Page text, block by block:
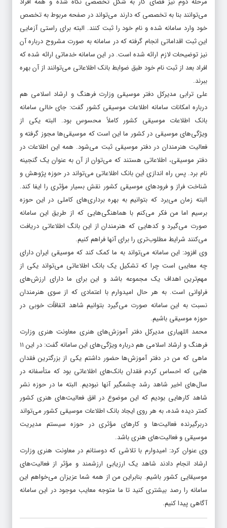
می‌توانند بنا به تخصصی که دارند می‌تواند در صفحه مربوط به تخصص
خود وارد سامانه شده و نام خود را ثبت کنند. البته برای راستی آزمایی
این ثبت اقداماتی انجام گرفته که در سامانه به صورت مشروح درباره آن
نیز توضیحات لازم ارائه شده است. در این سامانه خدماتی ارائه شده که
افراد بعد از ثبت نام خود طبق ضوابط بانک اطلاعاتی می‌توانند از آن بهره
ببرند.
علی ترابی مدیرکل دفتر موسیقی وزارت فرهنگ و ارشاد اسلامی هم
درباره امکانات سامانه اطلاعات موسیقی کشور گفت: جای خالی سامانه
بانک اطلاعات موسیقی کشور کاملاً محسوس بود. البته یکی از
ویژگی‌های موسیقی در کشور ما این است که موسیقی‌ها مجوز گرفته و
فعالیت هنرمندان در دفتر موسیقی ثبت می‌شود. همه این اطلاعات در
دفتر موسیقی، اطلاعاتی هستند که می‌توان از آن به عنوان یک گنجینه
نام برد. پس راه اندازی این بانک اطلاعاتی می‌تواند در حوزه پژوهش و
شناخت فراز و فرودهای موسیقی کشور نقش بسیار مؤثری را ایفا کند.
البته زمان می‌برد که بتوانیم به بهره برداری‌های کاملی در این حوزه
برسیم اما من فکر می‌کنم با هماهنگی‌هایی که از طریق این سامانه
صورت می‌گیرد و کدهایی که هنرمندان از این بانگ اطلاعاتی دریافت
می‌کنند شرایط مطلوب‌تری را برای آنها فراهم کنیم.
وی افزود: این سامانه می‌تواند به ما کمک کند که موسیقی ایران دارای
چه معایبی است چرا که تشکیل یک بانک اطلاعاتی می‌تواند یکی از
مهم‌ترین اهداف یک مجموعه باشد و این برای ما دارای ارزش‌های
فراوانی است. به هر حال امیدوارم با اعتمادی که از سوی هنرمندان
نسبت به این سامانه صورت می‌گیرد بتوانیم شاهد اتفاقاًت خوبی در
حوزه موسیقی باشیم.
محمد اللهیاری مدیرکل دفتر آموزش‌های هنری معاونت هنری وزارت
فرهنگ و ارشاد اسلامی هم درباره ویژگی‌های این سامانه گفت: در این ۱۱
ماهی که من در دفتر آموزش‌ها حضور داشتم یکی از بزرگترین فقدان
هایی که احساس کردم فقدان بانک‌های اطلاعاتی بود که متأسفانه در
سال‌های اخیر شاهد رشد چشمگیر آنها نبودیم. البته ما در حوزه نشر
شاهد کارهایی بودیم که این موضوع در افق فعالیت‌های هنری کشور
کمتر دیده شده، به هر روی ایجاد بانک اطلاعات موسیقی کشور می‌تواند
دربرگیرنده فعالیت‌ها و کارهای مؤثری در حوزه سیستم مدیریت
موسیقی و فعالیت‌های هنری باشد.
وی عنوان کرد: امیدوارم با تلاشی که دوستانم در معاونت هنری وزارت
ارشاد انجام دادند شاهد یک ارزیابی ارزشمند و مؤثر از فعالیت‌های
موسیقایی کشور باشیم. بنابراین من از همه شما عزیزان می‌خواهم این
سامانه را رصد بیشتری کنید تا ما متوجه معایب موجود در این سامانه
آگاهی پیدا کنیم.